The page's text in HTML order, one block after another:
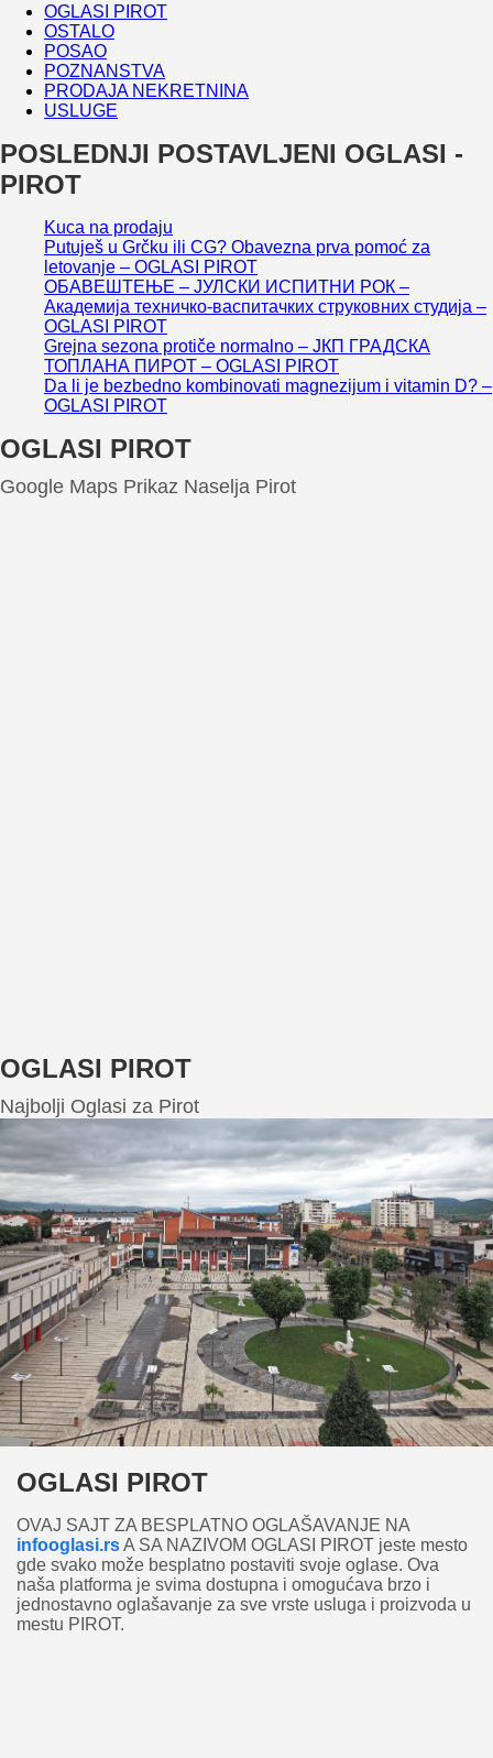
OGLASI PIROT
OSTALO
POSAO
POZNANSTVA
PRODAJA NEKRETNINA
USLUGE
POSLEDNJI POSTAVLJENI OGLASI -
PIROT
Kuca na prodaju
Putuješ u Grčku ili CG? Obavezna prva pomoć za
letovanje – OGLASI PIROT
ОБАВЕШТЕЊЕ – ЈУЛСКИ ИСПИТНИ РОК –
Академија техничко-васпитачких струковних студија –
OGLASI PIROT
Grejna sezona protiče normalno – ЈКП ГРАДСКА
ТОПЛАНА ПИРОТ – OGLASI PIROT
Da li je bezbedno kombinovati magnezijum i vitamin D? –
OGLASI PIROT
OGLASI PIROT
Google Maps Prikaz Naselja Pirot
OGLASI PIROT
Najbolji Oglasi za Pirot
OGLASI PIROT
OVAJ SAJT ZA BESPLATNO OGLAŠAVANJE NA
infooglasi.rsA SA NAZIVOM OGLASI PIROT jeste mesto
gde svako može besplatno postaviti svoje oglase. Ova
naša platforma je svima dostupna i omogućava brzo i
jednostavno oglašavanje za sve vrste usluga i proizvoda u
mestu PIROT.